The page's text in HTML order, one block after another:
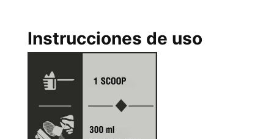
Instrucciones de uso